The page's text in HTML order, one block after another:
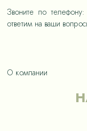
Звоните по
ответим на ваши
О компании